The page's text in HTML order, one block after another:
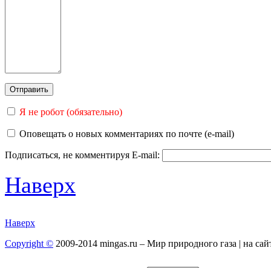
Я не робот (обязательно)
Оповещать о новых комментариях по почте (e-mail)
Подписаться, не комментируя E-mail:
Наверх
Наверх
Copyright © 2009-2014 mingas.ru – Мир природного газа | на